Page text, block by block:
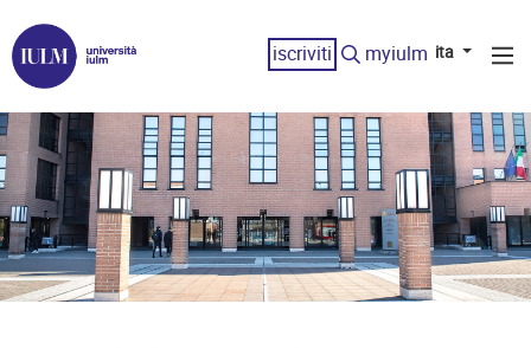
iscriviti myiulm ita